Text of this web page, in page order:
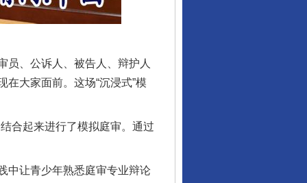
、公诉人、被告人、辩护人
大家面前。这场“沉浸式”模
合起来进行了模拟庭审。通过
让青少年熟悉庭审专业辩论
行业协会接连发公告